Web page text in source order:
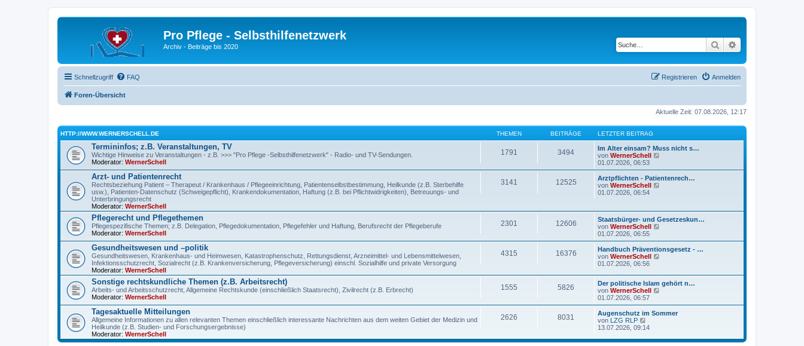
Pro Pflege - Selbsthilfenetzwerk
Archiv - Beiträge bis 2020 Suche
Schnellzugriff FAQ Anmelden
Registrieren
Foren-Übersicht
Aktuelle Zeit: 07.08.2026, 12:17
HTTP://WWW.WERNERSCHELL.DE THEMEN BEITRÄGE LETZTER BEITRAG
Termininfos; z.B. Veranstaltungen, TV
Wichtige Hinweise zu Veranstaltungen - z.B. >>> "Pro Pflege -Selbsthilfenetzwerk" - Radio- und TV-Sendungen.
Moderator: WernerSchell
1791 3494
Im Alter einsam? Muss nicht s…
von WernerSchell
u
e
B
e
r
a
01.07.2026, 06:53
Arzt- und Patientenrecht
Rechtsbeziehung Patient – Therapeut / Krankenhaus / Pflegeeinrichtung, Patientenselbstbestimmung, Heilkunde (z.B. Sterbehilfe
usw.), Patienten-Datenschutz (Schweigepflicht), Krankendokumentation, Haftung (z.B. bei Pflichtwidrigkeiten), Betreuungs- und
Unterbringungsrecht
Moderator: WernerSchell
3141 12525
Arztpflichten - Patientenrech…
von WernerSchell
s
t
B
e
a
g
01.07.2026, 06:54
Pflegerecht und Pflegethemen
Pflegespezifische Themen; z.B. Delegation, Pflegedokumentation, Pflegefehler und Haftung, Berufsrecht der Pflegeberufe
Moderator: WernerSchell
2301 12606
Staatsbürger- und Gesetzeskun…
von WernerSchell
u
e
r
B
t
r
01.07.2026, 06:55
Gesundheitswesen und –politik
Gesundheitswesen, Krankenhaus- und Heimwesen, Katastrophenschutz, Rettungsdienst, Arzneimittel- und Lebensmittelwesen,
Infektionsschutzrecht, Sozialrecht (z.B. Krankenversicherung, Pflegeversicherung) einschl. Sozialhilfe und private Versorgung
Moderator: WernerSchell
4315 16376
Handbuch Präventionsgesetz - …
von WernerSchell
e
s
r
B
r
01.07.2026, 06:56
Sonstige rechtskundliche Themen (z.B. Arbeitsrecht)
Arbeits- und Arbeitsschutzrecht, Allgemeine Rechtskunde (einschließlich Staatsrecht), Zivilrecht (z.B. Erbrecht)
Moderator: WernerSchell
1555 5826
Der politische Islam gehört n…
von WernerSchell
u
e
r
01.07.2026, 06:57
Tagesaktuelle Mitteilungen
Allgemeine Informationen zu allen relevanten Themen einschließlich interessante Nachrichten aus dem weiten Gebiet der Medizin und
Heilkunde (z.B. Studien- und Forschungsergebnisse)
Moderator: WernerSchell
2626 8031
Augenschutz im Sommer
von LZG RLP
e
e
13.07.2026, 09:14